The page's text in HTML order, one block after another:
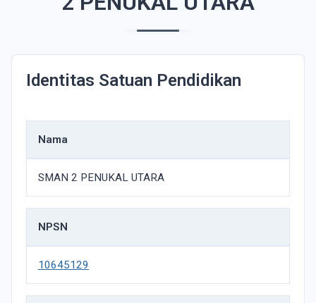
Identitas Satuan Pendidikan
Nama
SMAN 2 PENUKAL UTARA
NPSN
10645129